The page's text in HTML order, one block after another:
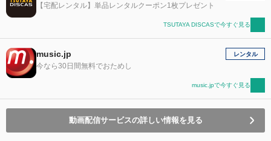
【宅配レンタル】単品レンタルクーポン1枚プレゼント
TSUTAYA DISCASで今すぐ見る
music.jp
今なら30日間無料でおためし
レンタル
music.jpで今すぐ見る
動画配信サービスの詳しい情報を見る